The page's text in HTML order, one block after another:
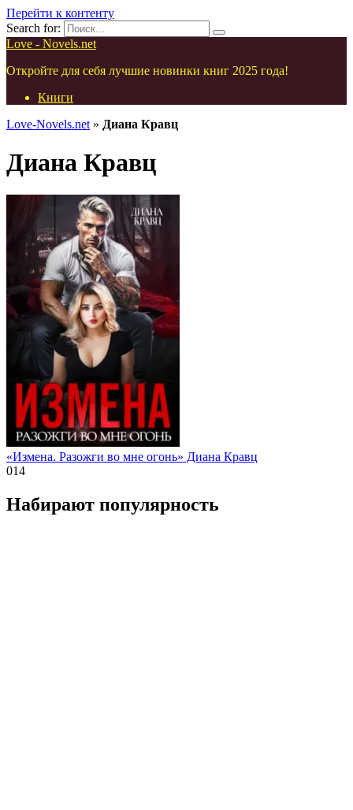
Перейти к контенту
Search for:
Love - Novels.net
Откройте для себя лучшие новинки книг 2025 года!
Книги
Love-Novels.net » Диана Кравц
Диана Кравц
«Измена. Разожги во мне огонь» Диана Кравц
014
Набирают популярность